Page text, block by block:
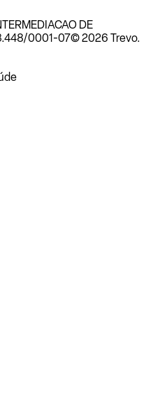
DE
0001-07© 2026 Trevo.